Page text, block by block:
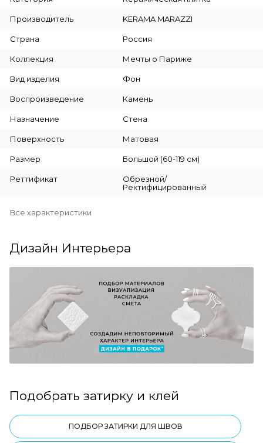
Производитель KERAMA MARAZZI
Страна Россия
Коллекция Мечты о Париже
Вид изделия Фон
Воспроизведение Камень
Назначение Стена
Поверхность Матовая
Размер Большой (60-119 см)
Реттификат
Обрезной/
Ректифицированный
Все характеристики
Дизайн Интерьера
Подобрать затирку и клей
ПОДБОР ЗАТИРКИ ДЛЯ ШВОВ